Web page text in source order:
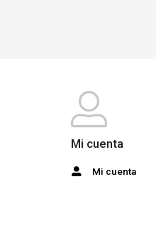
Mi cuenta
Mi cuenta